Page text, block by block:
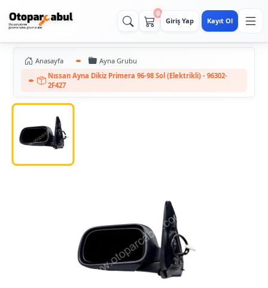
0
Giriş Yap Kayıt Ol
Anasayfa
Ayna Grubu
Nıssan Ayna Dikiz Primera 96-98 Sol (Elektrikli) - 96302-
2F427